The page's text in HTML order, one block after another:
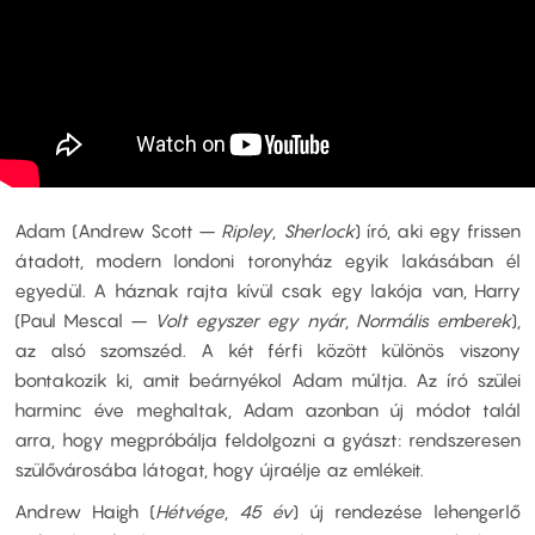
Adam (Andrew Scott – Ripley, Sherlock) író, aki egy frissen
átadott, modern londoni toronyház egyik lakásában él
egyedül. A háznak rajta kívül csak egy lakója van, Harry
(Paul Mescal –Volt egyszer egy nyár, Normális emberek),
az alsó szomszéd. A két férfi között különös viszony
bontakozik ki, amit beárnyékol Adam múltja. Az író szülei
harminc éve meghaltak, Adam azonban új módot talál
arra, hogy megpróbálja feldolgozni a gyászt: rendszeresen
szülővárosába látogat, hogy újraélje az emlékeit.
Andrew Haigh (Hétvége, 45 év) új rendezése lehengerlő